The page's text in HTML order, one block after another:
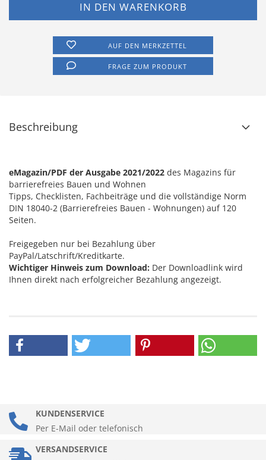
AUF DEN MERKZETTEL
FRAGE ZUM PRODUKT
Beschreibung
eMagazin/PDF der Ausgabe 2021/2022 des Magazins für
barrierefreies Bauen und Wohnen
Tipps, Checklisten, Fachbeiträge und die vollständige Norm
DIN 18040-2 (Barrierefreies Bauen - Wohnungen) auf 120
Seiten.
Freigegeben nur bei Bezahlung über
PayPal/Latschrift/Kreditkarte.
Wichtiger Hinweis zum Download: Der Downloadlink wird
Ihnen direkt nach erfolgreicher Bezahlung angezeigt.
KUNDENSERVICE
Per E-Mail oder telefonisch
VERSANDSERVICE